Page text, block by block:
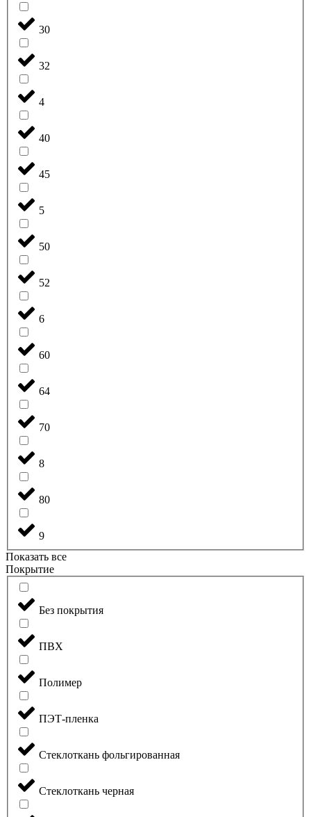
30
32
4
40
45
5
50
52
6
60
64
70
8
80
9
Показать все
Покрытие
Без покрытия
ПВХ
Полимер
ПЭТ-пленка
Стеклоткань фольгированная
Стеклоткань черная